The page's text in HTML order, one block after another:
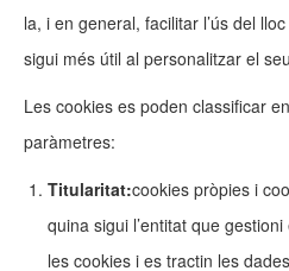
la, i en general, facilitar l’ús del
sigui més útil al personalitzar el
Les cookies es poden classificar
paràmetres:
Titularitat:cookies pròpies i
quina sigui l’entitat que gestioni
les cookies i es tractin les